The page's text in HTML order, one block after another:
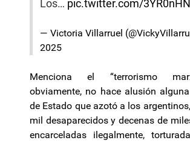
Los… pic.twitter.com/
— Victoria Villarruel
2025
Menciona el “terrorismo
obviamente, no hace alusión
de Estado que azotó a los
mil desaparecidos y decenas de
encarceladas ilegalmente,